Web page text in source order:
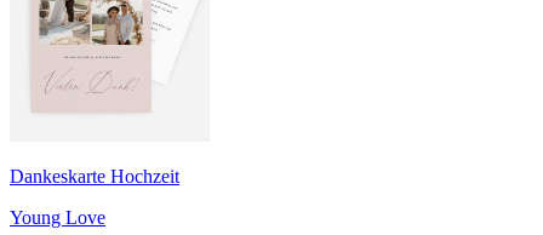
Dankeskarte Hochzeit
Young Love